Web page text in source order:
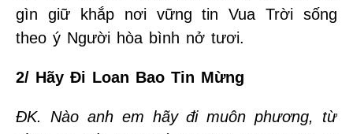
gìn giữ khắp nơi vững tin Vua Trời sống
theo ý Người hòa bình nở tươi.
2/ Hãy Đi Loan Bao Tin Mừng
ĐK. Nào anh em hãy đi muôn phương, từ